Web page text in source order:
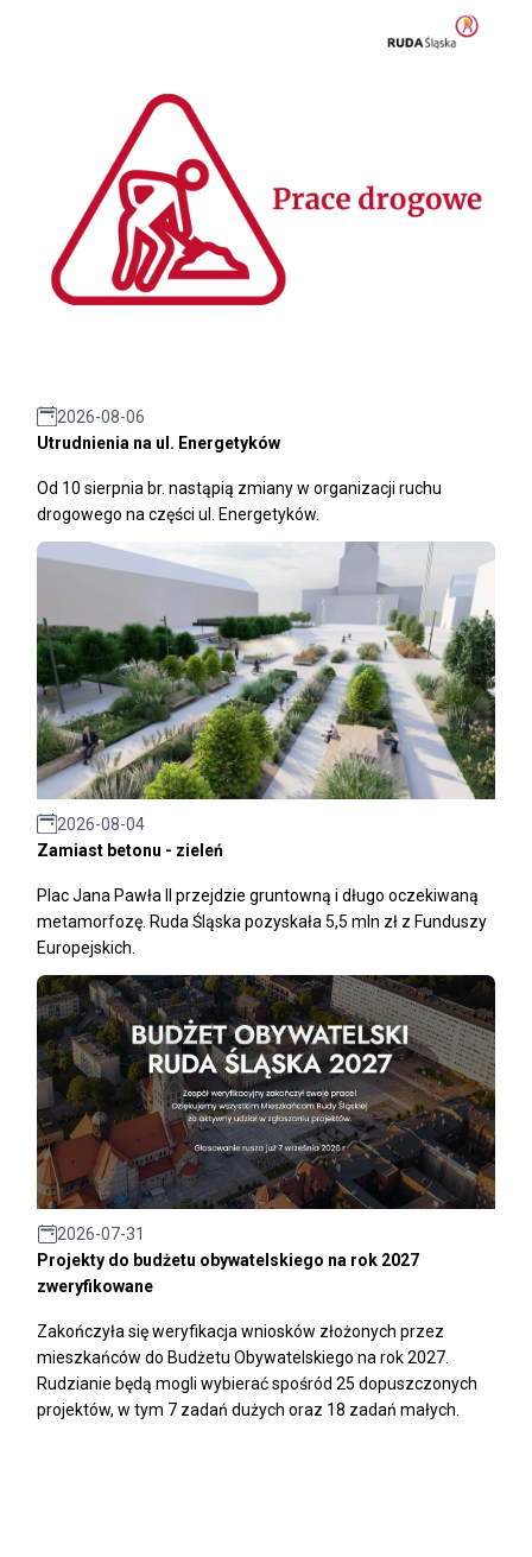
2026-08-06
Utrudnienia na ul. Energetyków
Od 10 sierpnia br. nastąpią zmiany w organizacji ruchu
drogowego na części ul. Energetyków.
2026-08-04
Zamiast betonu - zieleń
Plac Jana Pawła II przejdzie gruntowną i długo oczekiwaną
metamorfozę. Ruda Śląska pozyskała 5,5 mln zł z Funduszy
Europejskich.
2026-07-31
Projekty do budżetu obywatelskiego na rok 2027
zweryfikowane
Zakończyła się weryfikacja wniosków złożonych przez
mieszkańców do Budżetu Obywatelskiego na rok 2027.
Rudzianie będą mogli wybierać spośród 25 dopuszczonych
projektów, w tym 7 zadań dużych oraz 18 zadań małych.